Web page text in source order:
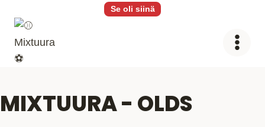
sisältöön
Se oli siinä
MIXTUURA - OLDS